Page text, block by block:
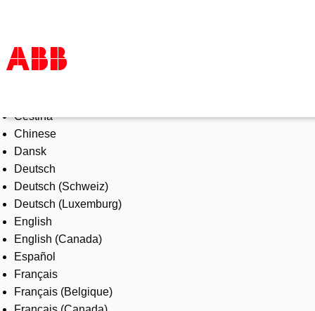
Products & Solutions
Industries
Services
About us
Where to buy
Contact us
Careers
Čeština
Chinese
Dansk
Deutsch
Deutsch (Schweiz)
Deutsch (Luxemburg)
English
English (Canada)
Español
Français
Français (Belgique)